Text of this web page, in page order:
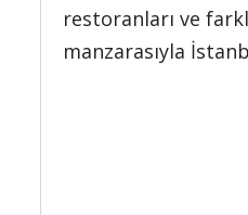
restoranları ve
manzarasıyla